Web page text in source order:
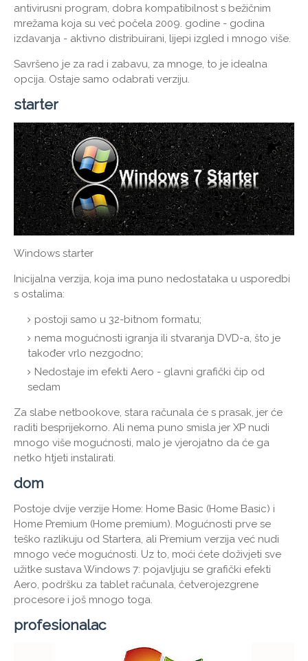
antivirusni program, dobra kompatibilnost s bežičnim
mrežama koja su već počela 2009. godine - godina
izdavanja - aktivno distribuirani, lijepi izgled i mnogo više.
Savršeno je za rad i zabavu, za mnoge, to je idealna
opcija. Ostaje samo odabrati verziju.
starter
Windows starter
Inicijalna verzija, koja ima puno nedostataka u usporedbi
s ostalima:
postoji samo u 32-bitnom formatu;
nema mogućnosti igranja ili stvaranja DVD-a, što je
također vrlo nezgodno;
Nedostaje im efekti Aero - glavni grafički čip od
sedam
Za slabe netbookove, stara računala će s prasak, jer će
raditi besprijekorno. Ali nema puno smisla jer XP nudi
mnogo više mogućnosti, malo je vjerojatno da će ga
netko htjeti instalirati.
dom
Postoje dvije verzije Home: Home Basic (Home Basic) i
Home Premium (Home premium). Mogućnosti prve se
teško razlikuju od Startera, ali Premium verzija već nudi
mnogo veće mogućnosti. Uz to, moći ćete doživjeti sve
užitke sustava Windows 7: pojavljuju se grafički efekti
Aero, podršku za tablet računala, četverojezgrene
procesore i još mnogo toga.
profesionalac